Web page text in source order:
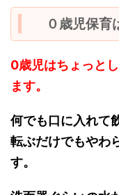
０歳児保育
0歳児はちょっと
ます。
何でも口に入れて
転ぶだけでもやわ
す。